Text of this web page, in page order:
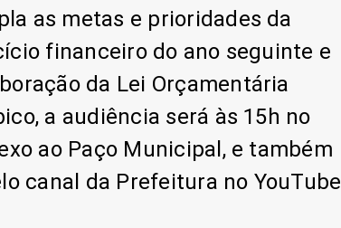
as metas e prioridades da
financeiro do ano seguinte e
da Lei Orçamentária
a audiência será às 15h no
ao Paço Municipal, e também
canal da Prefeitura no YouTube